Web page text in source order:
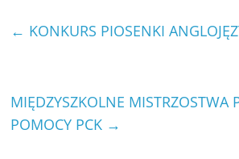
← KONKURS PIOSENKI
MIĘDZYSZKOLNE MISTRZOSTWA
POMOCY PCK →